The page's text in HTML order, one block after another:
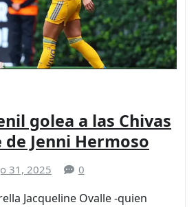
golea a las Chivas
Jenni Hermoso
31, 2025 0
Jacqueline Ovalle -quien